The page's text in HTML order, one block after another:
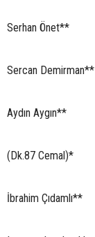
Serhan Önet**
Sercan Demirman**
Aydın Aygın**
(Dk.87 Cemal)*
İbrahim Çıdamlı**